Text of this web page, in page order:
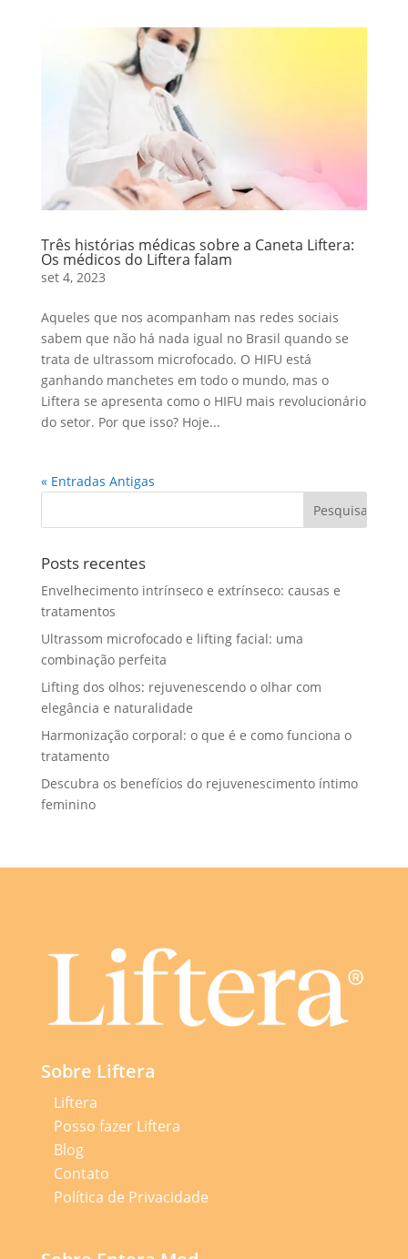
Três histórias médicas sobre a Caneta Liftera:
Os médicos do Liftera falam
set 4, 2023
Aqueles que nos acompanham nas redes sociais
sabem que não há nada igual no Brasil quando se
trata de ultrassom microfocado. O HIFU está
ganhando manchetes em todo o mundo, mas o
Liftera se apresenta como o HIFU mais revolucionário
do setor. Por que isso? Hoje...
« Entradas Antigas
Posts recentes
Envelhecimento intrínseco e extrínseco: causas e
tratamentos
Ultrassom microfocado e lifting facial: uma
combinação perfeita
Lifting dos olhos: rejuvenescendo o olhar com
elegância e naturalidade
Harmonização corporal: o que é e como funciona o
tratamento
Descubra os benefícios do rejuvenescimento íntimo
feminino
Sobre Liftera
Liftera
Posso fazer Liftera
Blog
Contato
Política de Privacidade